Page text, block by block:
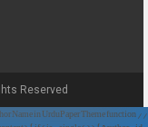
Reserved.
Name in UrduPaper Theme function